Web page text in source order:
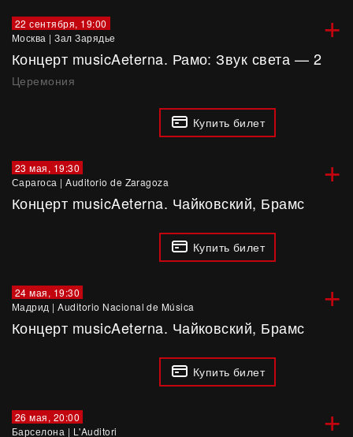
+
22 сентября, 19:00
Москва |Зал Зарядье
Концерт musicAeterna. Рамо: Звук света — 2
Церемония
Купить билет
+
23 мая, 19:30
Сарагоса |Auditorio de Zaragoza
Концерт musicAeterna. Чайковский, Брамс
Купить билет
+
24 мая, 19:30
Мадрид |Auditorio Nacional de Música
Концерт musicAeterna. Чайковский, Брамс
Купить билет
+
26 мая, 20:00
Барселона | L'Auditori